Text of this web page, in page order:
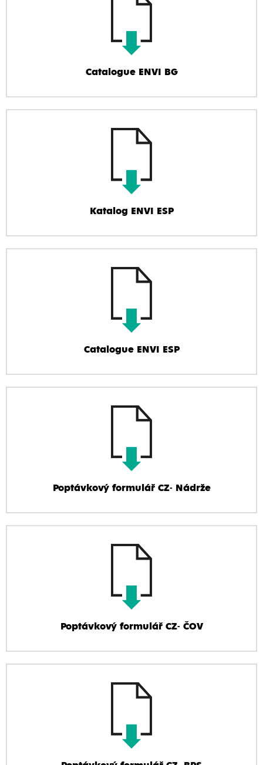
Catalogue ENVI BG
Katalog ENVI ESP
Catalogue ENVI ESP
Poptávkový formulář CZ- Nádrže
Poptávkový formulář CZ- ČOV